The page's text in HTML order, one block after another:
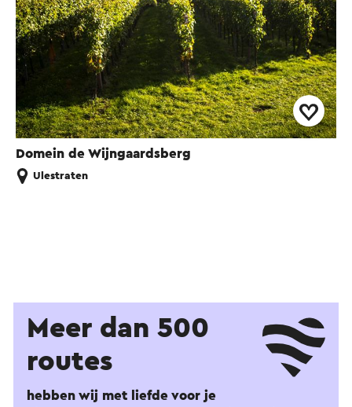
Domein de Wijngaardsberg
Ulestraten
Meer dan 500
routes
hebben wij met liefde voor je